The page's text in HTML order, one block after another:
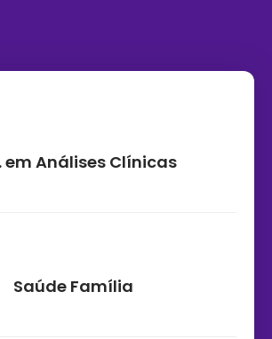
em Análises Clínicas
Saúde Família